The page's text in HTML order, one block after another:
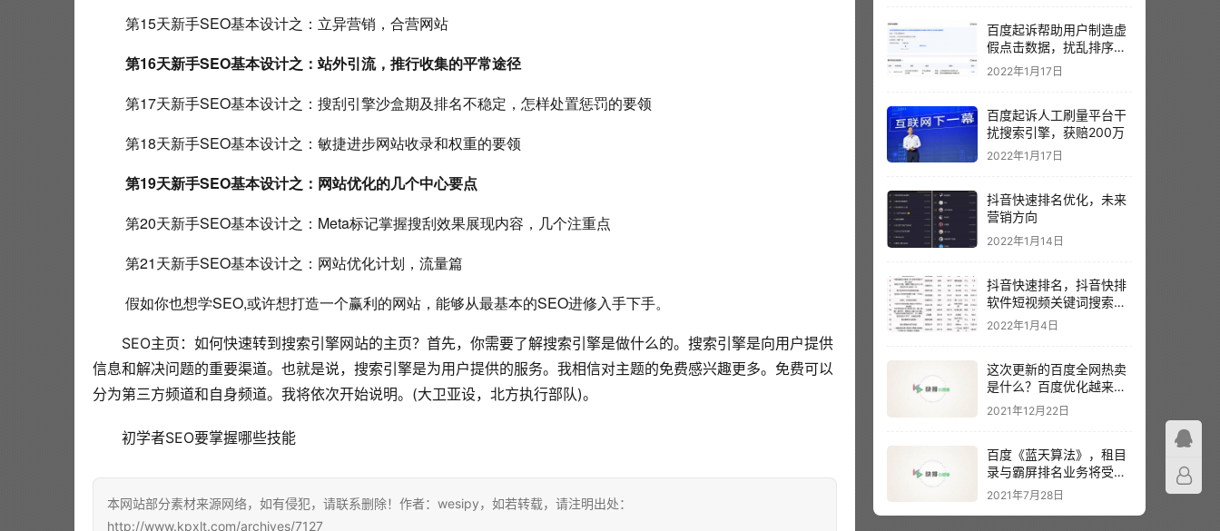
第15天新手SEO基本设计之：立异营销，合营网站
第16天新手SEO基本设计之：站外引流，推行收集的平常途径
第17天新手SEO基本设计之：搜刮引擎沙盒期及排名不稳定，怎样处置惩罚的要领
第18天新手SEO基本设计之：敏捷进步网站收录和权重的要领
第19天新手SEO基本设计之：网站优化的几个中心要点
第20天新手SEO基本设计之：Meta标记掌握搜刮效果展现内容，几个注重点
第21天新手SEO基本设计之：网站优化计划，流量篇
假如你也想学SEO,或许想打造一个赢利的网站，能够从最基本的SEO进修入手下手。
SEO主页：如何快速转到搜索引擎网站的主页？首先，你需要了解搜索引擎是做什么的。搜索引擎是向用户提供
信息和解决问题的重要渠道。也就是说，搜索引擎是为用户提供的服务。我相信对主题的免费感兴趣更多。免费可以
分为第三方频道和自身频道。我将依次开始说明。(大卫亚设，北方执行部队)。
初学者SEO要掌握哪些技能
本网站部分素材来源网络，如有侵犯，请联系删除！作者：wesipy，如若转载，请注明出处：
http://www.kpxlt.com/archives/7127
百度起诉帮助用户制造虚
假点击数据，扰乱排序结
果。
2022年1月17日
百度起诉人工刷量平台干
扰搜索引擎，获赔200万
2022年1月17日
抖音快速排名优化，未来
营销方向
2022年1月14日
抖音快速排名，抖音快排
软件短视频关键词搜索排
名
2022年1月4日
这次更新的百度全网热卖
是什么？百度优化越来越
难？
2021年12月22日
百度《蓝天算法》，租目
录与霸屏排名业务将受到
主要影响
2021年7月28日